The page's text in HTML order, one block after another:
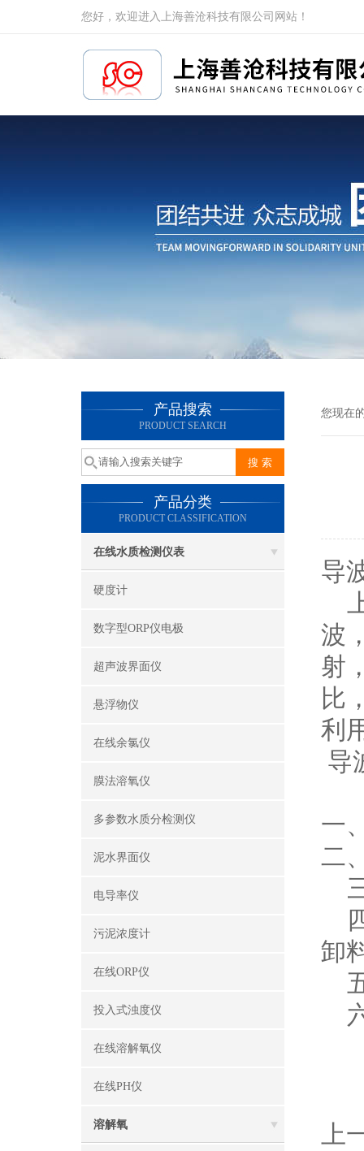
您好，欢迎进入上海善沧科技有限公司网站！
产品搜索
PRODUCT SEARCH
产品分类
PRODUCT CLASSIFICATION
在线水质检测仪表
硬度计
数字型ORP仪电极
超声波界面仪
悬浮物仪
在线余氯仪
膜法溶氧仪
多参数水质分检测仪
泥水界面仪
电导率仪
污泥浓度计
在线ORP仪
投入式浊度仪
在线溶解氧仪
在线PH仪
溶解氧
您现在
导
波
射
比
利
导
一
二
卸
上